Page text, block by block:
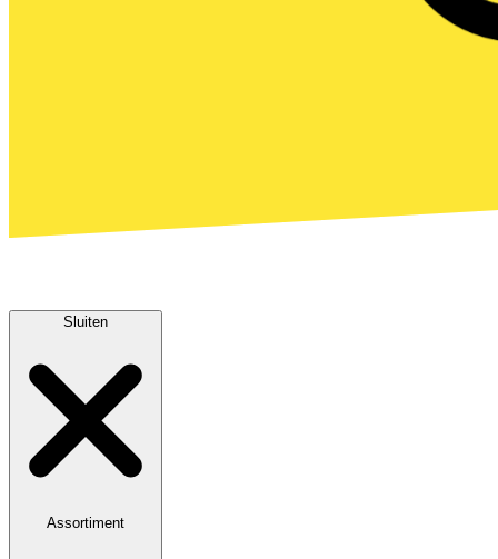
Sluiten
Assortiment